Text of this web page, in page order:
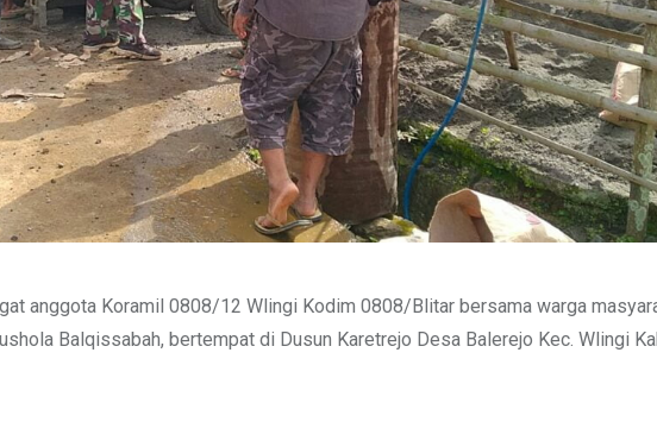
anggota Koramil 0808/12 Wlingi Kodim 0808/Blitar bersama warga
Balqissabah, bertempat di Dusun Karetrejo Desa Balerejo Kec. Wlingi